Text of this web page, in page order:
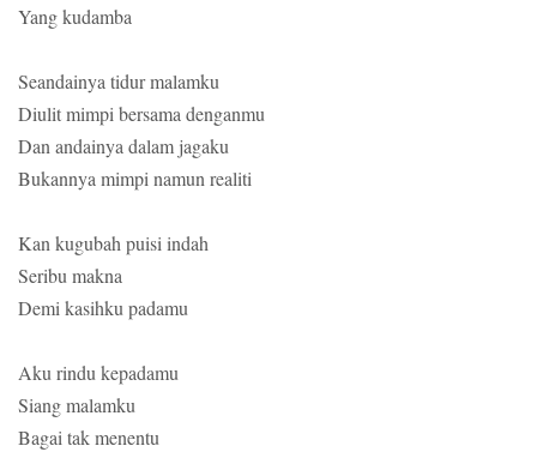
Yang kudamba
Seandainya tidur malamku
Diulit mimpi bersama denganmu
Dan andainya dalam jagaku
Bukannya mimpi namun realiti
Kan kugubah puisi indah
Seribu makna
Demi kasihku padamu
Aku rindu kepadamu
Siang malamku
Bagai tak menentu